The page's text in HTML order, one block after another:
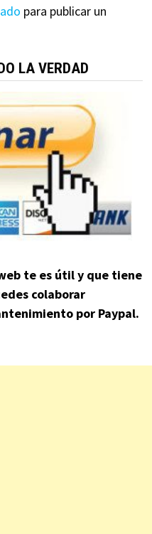
para publicar un
LA VERDAD
te es útil y que tiene
colaborar
por Paypal.